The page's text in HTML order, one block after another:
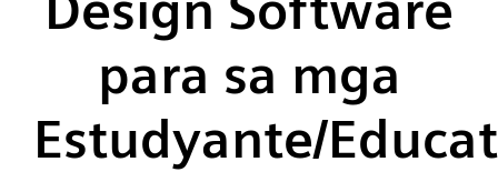
para sa mga
Estudyante/